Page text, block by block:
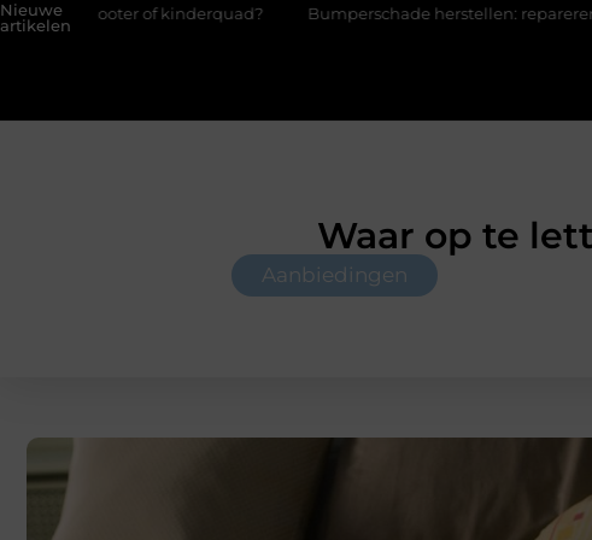
Nieuwe
artikelen
of kinderquad? Bumperschade herstellen: repareren of de bumper
Waar op te
Aanbiedingen